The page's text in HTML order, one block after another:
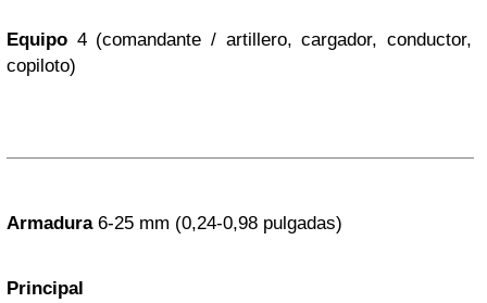
Equipo 4 (comandante / artillero, cargador, conductor,
copiloto)
Armadura 6-25 mm (0,24-0,98 pulgadas)
Principal